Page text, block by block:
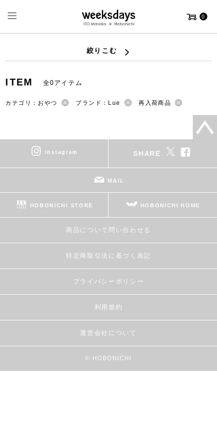
0
絞りこむ
ITEM 全0アイテム
カテゴリ：おやつ ブランド：Lue 再入荷商品
instagram SHARE
MAIL
HOBONICHI STORE HOBONICHI HOME
商品について問い合わせる
特定商取引法に基づく表記
プライバシーポリシー
利用規約
運営会社について
© HOBONICHI